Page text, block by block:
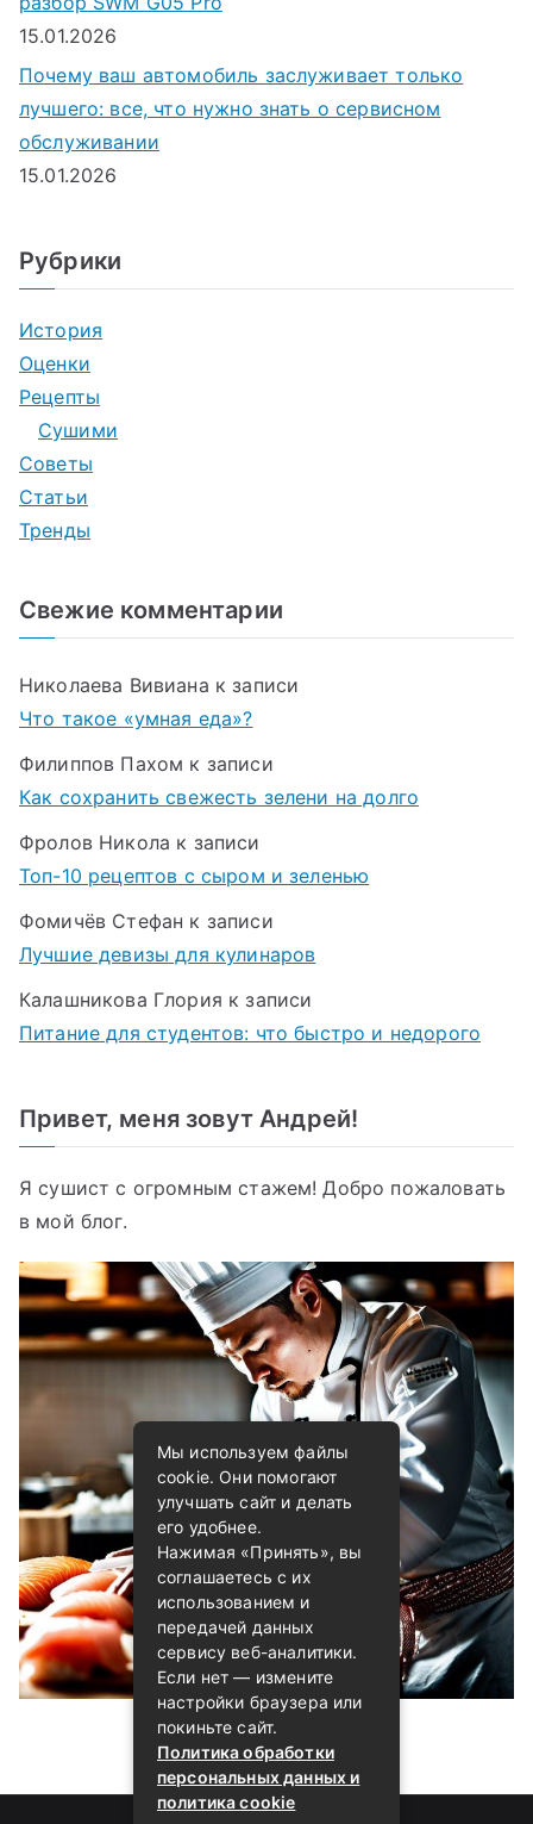
15.01.2026
Почему ваш автомобиль заслуживает только
лучшего: все, что нужно знать о сервисном
обслуживании
15.01.2026
Рубрики
История
Оценки
Рецепты
Сушими
Советы
Статьи
Тренды
Свежие комментарии
Николаева Вивиана к записи
Что такое «умная еда»?
Филиппов Пахом к записи
Как сохранить свежесть зелени на долго
Фролов Никола к записи
Топ-10 рецептов с сыром и зеленью
Фомичёв Стефан к записи
Лучшие девизы для кулинаров
Калашникова Глория к записи
Питание для студентов: что быстро и недорого
Привет, меня зовут Андрей!
Я сушист с огромным стажем! Добро пожаловать
в мой блог.
Мы используем файлы
cookie. Они помогают
улучшать сайт и делать
его удобнее.
Нажимая «Принять», вы
соглашаетесь с их
использованием и
передачей данных
сервису веб-аналитики.
Если нет — измените
настройки браузера или
покиньте сайт.
Политика обработки
персональных данных и
политика cookie